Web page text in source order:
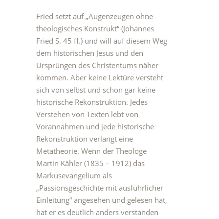
Fried setzt auf „Augenzeugen ohne
theologisches Konstrukt“ (Johannes
Fried S. 45 ff.) und will auf diesem Weg
dem historischen Jesus und den
Ursprüngen des Christentums näher
kommen. Aber keine Lektüre versteht
sich von selbst und schon gar keine
historische Rekonstruktion. Jedes
Verstehen von Texten lebt von
Vorannahmen und jede historische
Rekonstruktion verlangt eine
Metatheorie. Wenn der Theologe
Martin Kähler (1835 – 1912) das
Markusevangelium als
„Passionsgeschichte mit ausführlicher
Einleitung“ angesehen und gelesen hat,
hat er es deutlich anders verstanden